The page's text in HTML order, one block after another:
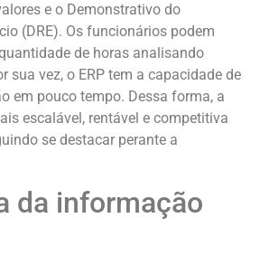
e o Demonstrativo do
(DRE). Os funcionários podem
de horas analisando
sua vez, o ERP tem a capacidade de
em pouco tempo. Dessa forma, a
escalável, rentável e competitiva
se destacar perante a
da informação